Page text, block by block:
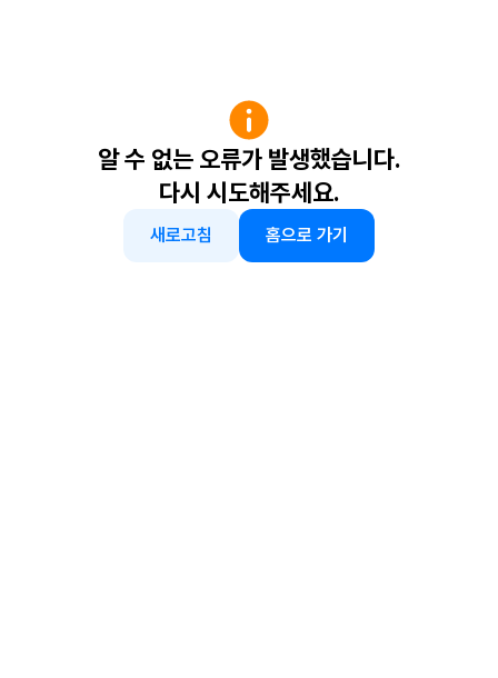
알 수 없는 오류가 발생했습니다.
다시 시도해주세요.
새로고침 홈으로 가기